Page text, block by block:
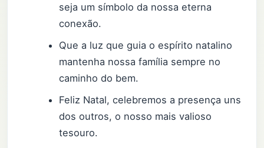
seja um símbolo da nossa eterna
conexão.
Que a luz que guia o espírito natalino
mantenha nossa família sempre no
caminho do bem.
Feliz Natal, celebremos a presença uns
dos outros, o nosso mais valioso
tesouro.